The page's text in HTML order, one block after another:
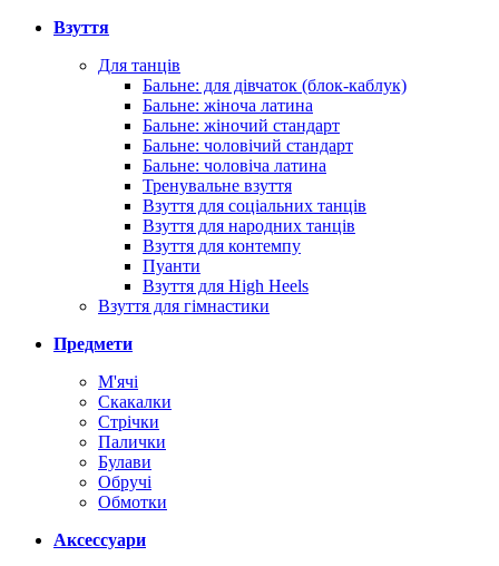
Взуття
Для танців
Бальне: для дівчаток (блок-каблук)
Бальне: жіноча латина
Бальне: жіночий стандарт
Бальне: чоловічий стандарт
Бальне: чоловіча латина
Тренувальне взуття
Взуття для соціальних танців
Взуття для народних танців
Взуття для контемпу
Пуанти
Взуття для High Heels
Взуття для гімнастики
Предмети
М'ячі
Скакалки
Стрічки
Палички
Булави
Обручі
Обмотки
Аксессуари